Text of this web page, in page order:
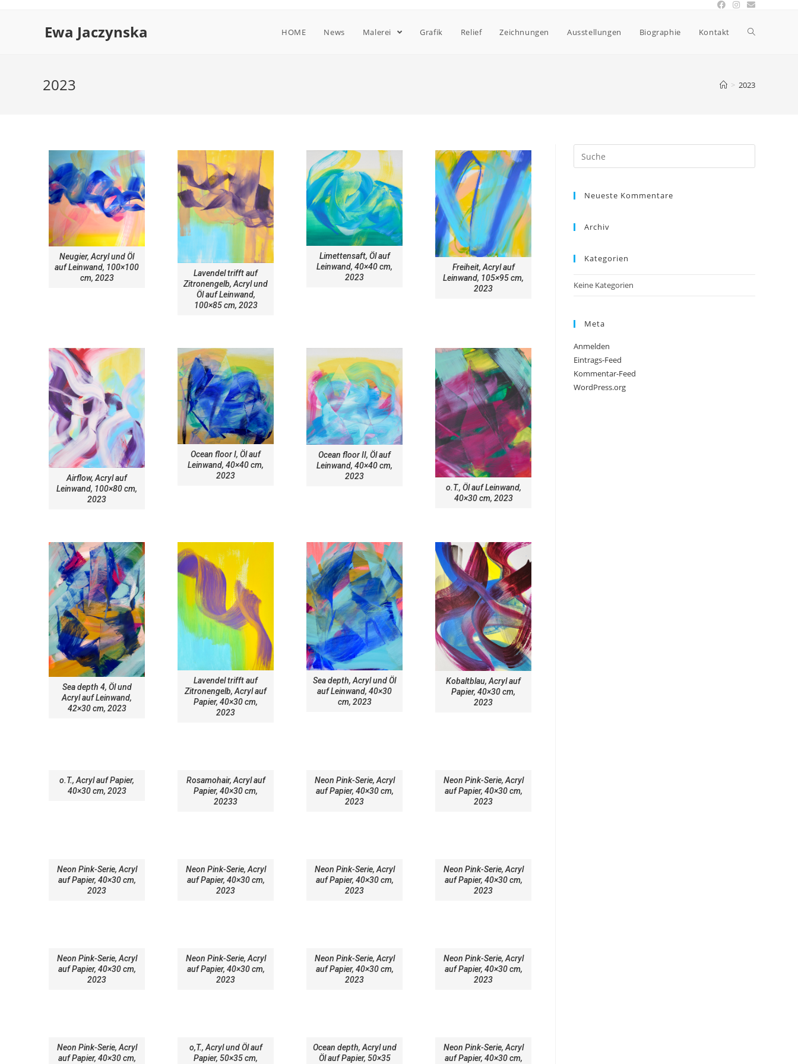
Ewa Jaczynska HOME News Malerei Grafik Relief Zeichnungen Ausstellungen Biographie Kontakt
2023 > 2023
Neugier, Acryl und Öl
auf Leinwand, 100×100
cm, 2023
Lavendel trifft auf
Zitronengelb, Acryl und
Öl auf Leinwand,
100×85 cm, 2023
Limettensaft, Öl auf
Leinwand, 40×40 cm,
2023
Freiheit, Acryl auf
Leinwand, 105×95 cm,
2023
Airflow, Acryl auf
Leinwand, 100×80 cm,
2023
Ocean floor I, Öl auf
Leinwand, 40×40 cm,
2023
Ocean floor II, Öl auf
Leinwand, 40×40 cm,
2023
o.T., Öl auf Leinwand,
40×30 cm, 2023
Sea depth 4, Öl und
Acryl auf Leinwand,
42×30 cm, 2023
Lavendel trifft auf
Zitronengelb, Acryl auf
Papier, 40×30 cm,
2023
Sea depth, Acryl und Öl
auf Leinwand, 40×30
cm, 2023
Kobaltblau, Acryl auf
Papier, 40×30 cm,
2023
o.T., Acryl auf Papier,
40×30 cm, 2023
Rosamohair, Acryl auf
Papier, 40×30 cm,
20233
Neon Pink-Serie, Acryl
auf Papier, 40×30 cm,
2023
Neon Pink-Serie, Acryl
auf Papier, 40×30 cm,
2023
Neon Pink-Serie, Acryl
auf Papier, 40×30 cm,
2023
Neon Pink-Serie, Acryl
auf Papier, 40×30 cm,
2023
Neon Pink-Serie, Acryl
auf Papier, 40×30 cm,
2023
Neon Pink-Serie, Acryl
auf Papier, 40×30 cm,
2023
Neon Pink-Serie, Acryl
auf Papier, 40×30 cm,
2023
Neon Pink-Serie, Acryl
auf Papier, 40×30 cm,
2023
Neon Pink-Serie, Acryl
auf Papier, 40×30 cm,
2023
Neon Pink-Serie, Acryl
auf Papier, 40×30 cm,
2023
Neon Pink-Serie, Acryl
auf Papier, 40×30 cm,
o,T., Acryl und Öl auf
Papier, 50×35 cm,
Ocean depth, Acryl und
Öl auf Papier, 50×35
Neon Pink-Serie, Acryl
auf Papier, 40×30 cm,
Neueste Kommentare
Archiv
Kategorien
Keine Kategorien
Meta
Anmelden
Eintrags-Feed
Kommentar-Feed
WordPress.org